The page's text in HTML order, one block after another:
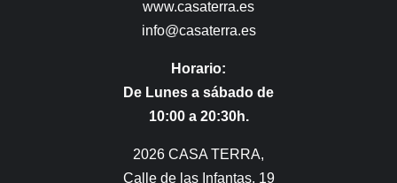
www.casaterra.es
info@casaterra.es
Horario:
De Lunes a sábado de
10:00 a 20:30h.
2026 CASA TERRA,
Calle de las Infantas, 19